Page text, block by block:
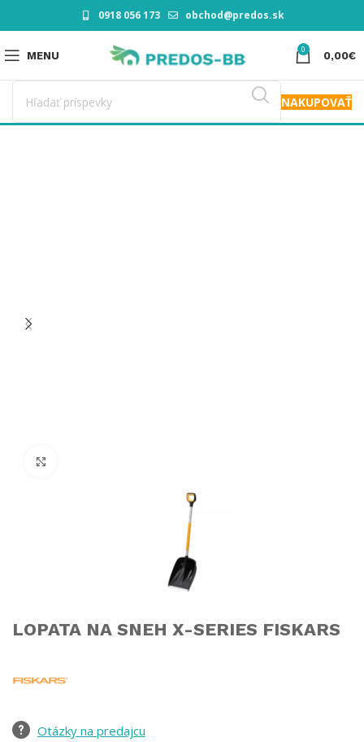
0918 056 173 obchod@predos.sk
MENU 0 0,00€
NAKUPOVAŤ
LOPATA NA SNEH X-SERIES FISKARS
Otázky na predajcu